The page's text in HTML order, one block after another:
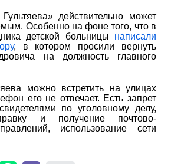
действительно может
Особенно на фоне того, что в
детской больницы написали
, в котором просили вернуть
на должность главного
можно встретить на улицах
его не отвечает. Есть запрет
по уголовному делу,
и получение почтово-
использование сети